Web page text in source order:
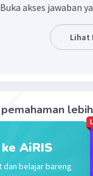
penyelesaian
pengerjaan
terlebih
bertanda kurung.
suku yang
Buka akses jawaban
Lihat
AiRIS
dan belajar bareng